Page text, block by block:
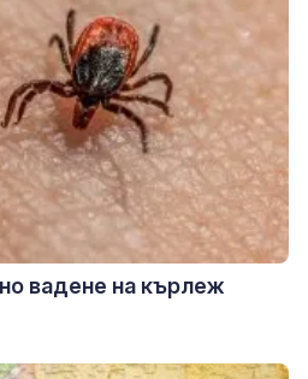
вадене на кърлеж